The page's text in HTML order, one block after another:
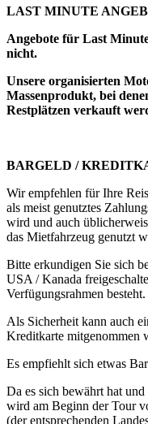
LAST MINUTE
Angebote für Last
nicht.
Unsere organisierten
Massenprodukt, bei
Restplätzen verkauft
BARGELD /
Wir empfehlen für Ihre
als meist genutztes
wird und auch
das Mietfahrzeug genutzt
Bitte erkundigen Sie sich
USA / Kanada
Verfügungsrahmen besteht.
Als Sicherheit kann auch
Kreditkarte mitgenommen
Es empfiehlt sich etwas
Da es sich bewährt hat
wird am Beginn der Tour
(der entsprechenden